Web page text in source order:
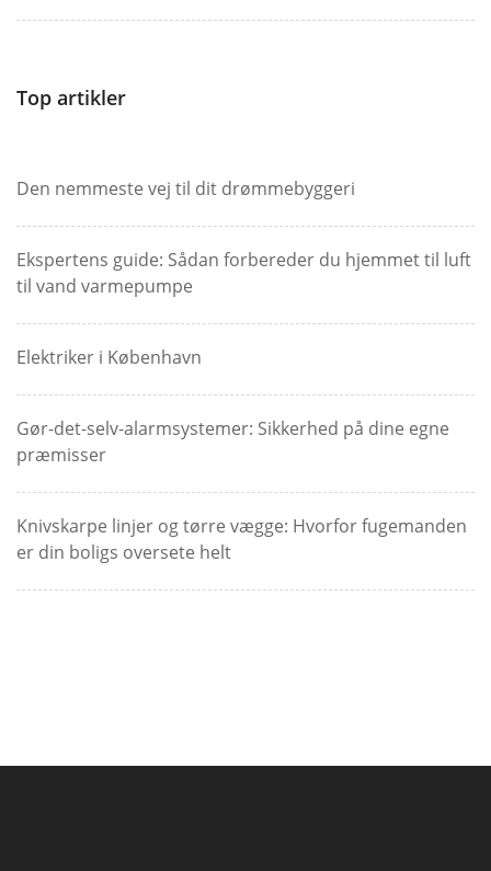
Top artikler
Den nemmeste vej til dit drømmebyggeri
Ekspertens guide: Sådan forbereder du hjemmet til luft
til vand varmepumpe
Elektriker i København
Gør-det-selv-alarmsystemer: Sikkerhed på dine egne
præmisser
Knivskarpe linjer og tørre vægge: Hvorfor fugemanden
er din boligs oversete helt